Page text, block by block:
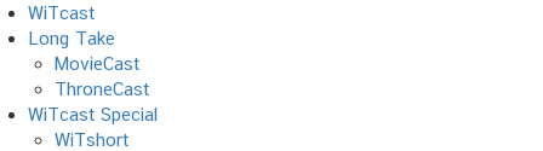
Skip
to
content
WiTcast
Long Take
MovieCast
ThroneCast
WiTcast Special
WiTshort